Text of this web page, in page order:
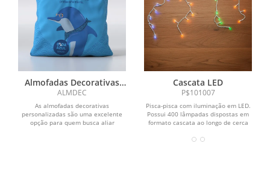
Almofadas Decorativas
Personalizadas
ALMDEC
As almofadas decorativas
personalizadas são uma excelente
opção para quem busca aliar
Cascata LED
P$101007
Pisca-pisca com iluminação em LED.
Possui 400 lâmpadas dispostas em
formato cascata ao longo de cerca